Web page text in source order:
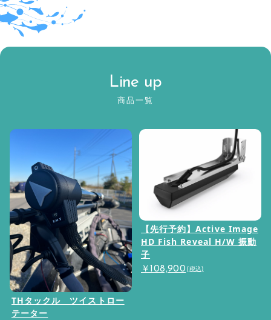
Line up
商品一覧
THタックル ツイストロー
テーター
【先行予約】Active Image
HD Fish Reveal H/W 振動
子
￥108,900 (税込)